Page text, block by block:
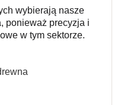
wybierają nasze
ponieważ precyzja i
w tym sektorze.